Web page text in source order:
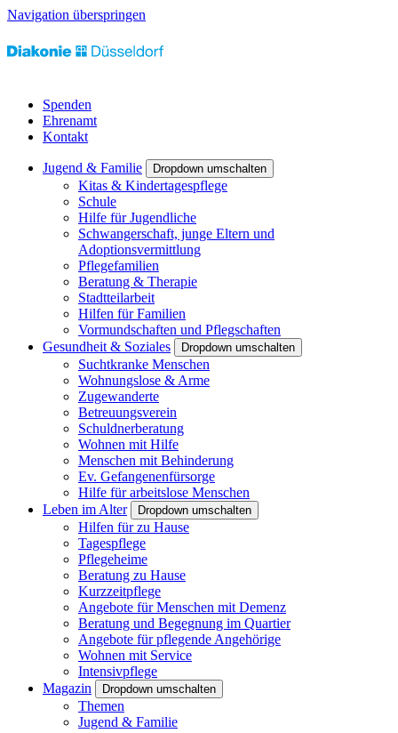
Navigation überspringen
Spenden
Ehrenamt
Kontakt
Jugend & Familie Dropdown umschalten
Kitas & Kindertagespflege
Schule
Hilfe für Jugendliche
Schwangerschaft, junge Eltern und
Adoptionsvermittlung
Pflegefamilien
Beratung & Therapie
Stadtteilarbeit
Hilfen für Familien
Vormundschaften und Pflegschaften
Gesundheit & Soziales
Dropdown umschalten
Suchtkranke Menschen
Wohnungslose & Arme
Zugewanderte
Betreuungsverein
Schuldnerberatung
Wohnen mit Hilfe
Menschen mit Behinderung
Ev. Gefangenenfürsorge
Hilfe für arbeitslose Menschen
Leben im Alter
Dropdown umschalten
Hilfen für zu Hause
Tagespflege
Pflegeheime
Beratung zu Hause
Kurzzeitpflege
Angebote für Menschen mit Demenz
Beratung und Begegnung im Quartier
Angebote für pflegende Angehörige
Wohnen mit Service
Intensivpflege
Magazin
Dropdown umschalten
Themen
Jugend & Familie